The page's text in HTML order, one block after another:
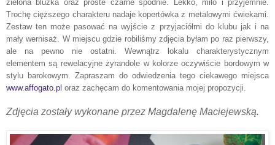
zielona bluzka oraz proste czarne spodnie. Lekko, miło i przyjemnie.
Trochę cięższego charakteru nadaje kopertówka z metalowymi ćwiekami.
Zestaw ten może pasować na wyjście z przyjaciółmi do klubu jak i na
mały wernisaż. W miejscu gdzie robiliśmy zdjęcia byłam po raz pierwszy,
ale na pewno nie ostatni. Wewnątrz lokalu charakterystycznym
elementem są rewelacyjne żyrandole w kolorze oczywiście bordowym w
stylu barokowym. Zapraszam do odwiedzenia tego ciekawego miejsca
www.affogato.pl oraz zachęcam do komentowania mojej propozycji.
Zdjęcia zostały wykonane przez Magdalenę Maciejewską.